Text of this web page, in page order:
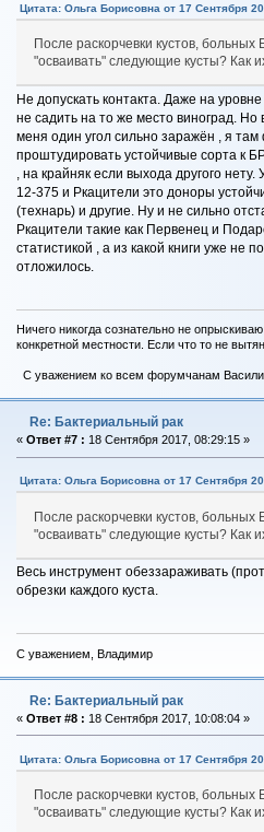
Цитата: Ольга Борисовна от 17 Сентября
После раскорчевки кустов,
"осваивать" следующие кусты? Как
Не допускать контакта. Даже на
не садить на то же место виноград.
меня один угол сильно заражён , я
проштудировать устойчивые сорта к
, на крайняк если выхода другого
12-375 и Ркацители это доноры
(технарь) и другие. Ну и не сильно
Ркацители такие как Первенец и
статистикой , а из какой книги уже
отложилось.
Ничего никогда сознательно не
конкретной местности. Если что то не
С уважением ко всем форумчанам
Re: Бактериальный рак
« Ответ #7 : 18 Сентября 2017, 08:29:15 »
Цитата: Ольга Борисовна от 17 Сентября
После раскорчевки кустов,
"осваивать" следующие кусты? Как
Весь инструмент обеззараживать
обрезки каждого куста.
С уважением, Владимир
Re: Бактериальный рак
« Ответ #8 : 18 Сентября 2017, 10:08:04 »
Цитата: Ольга Борисовна от 17 Сентября
После раскорчевки кустов,
"осваивать" следующие кусты? Как